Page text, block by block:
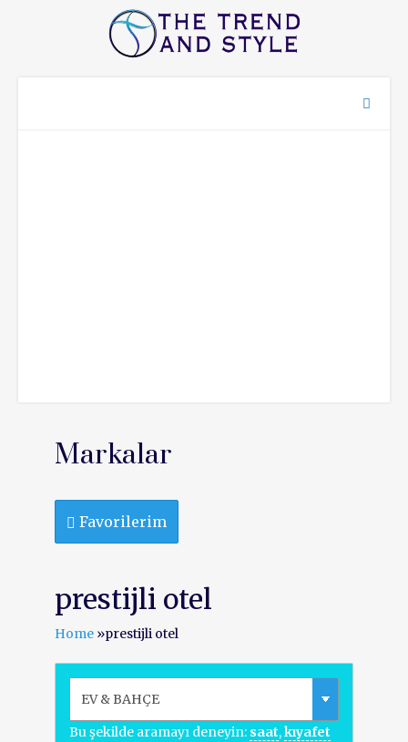
Markalar
Favorilerim
prestijli otel
Home »prestijli otel
Bu şekilde aramayı deneyin: saat,kıyafet